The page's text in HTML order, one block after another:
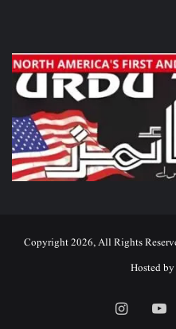
Hosted by
YouTube